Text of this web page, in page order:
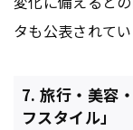
タも公表されてい
7. 旅行・美容
フスタイル」